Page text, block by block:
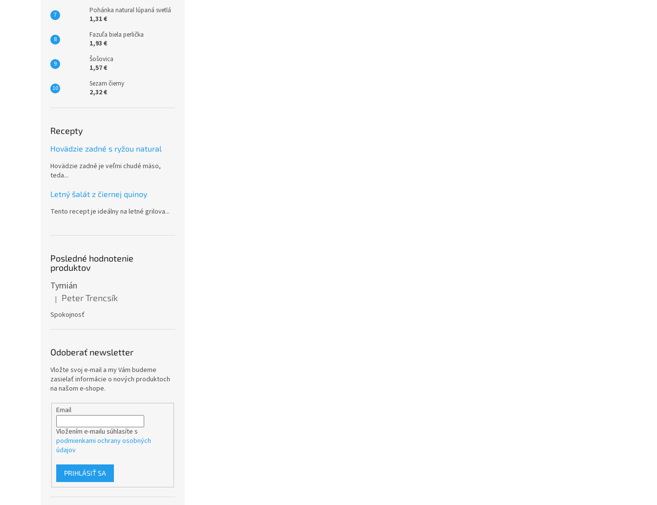
Pohánka natural lúpaná svetlá
1,31 €
Fazuľa biela perlička
1,93 €
Šošovica
1,57 €
Sezam čierny
2,32 €
Recepty
Hovädzie zadné s ryžou natural
Hovädzie zadné je veľmi chudé mäso,
teda...
Letný šalát z čiernej quinoy
Tento recept je ideálny na letné grilova...
Posledné hodnotenie
produktov
Tymián
Hodnotenie produktu je 5 z 5 hviezdičiek.
| Peter Trencsík
Spokojnosť
Odoberať newsletter
Vložte svoj e-mail a my Vám budeme
zasielať informácie o nových produktoch
na našom e-shope.
Email
Vložením e-mailu súhlasíte s
podmienkami ochrany osobných
údajov
PRIHLÁSIŤ SA